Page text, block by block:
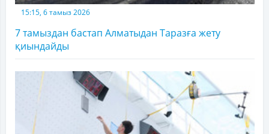
15:15, 6 тамыз 2026
7 тамыздан бастап Алматыдан Таразға жету
қиындайды